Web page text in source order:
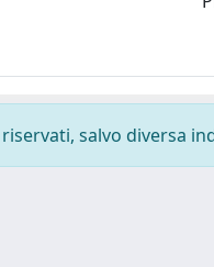
salvo diversa